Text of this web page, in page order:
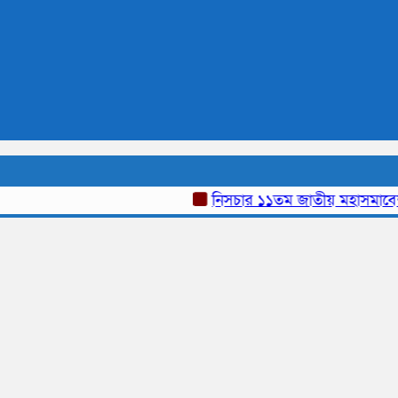
নিসচার ১১তম জাতীয় মহাসমাবেশ